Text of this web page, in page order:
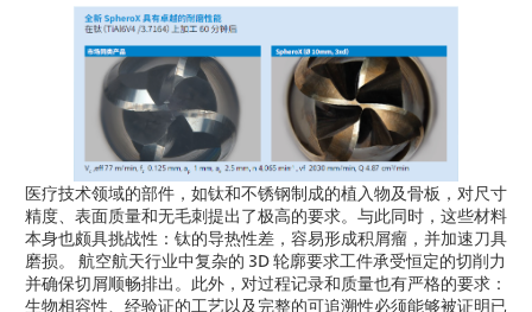
医疗技术领域的部件，如钛和不锈钢制成的植入物及骨板，对尺寸
精度、表面质量和无毛刺提出了极高的要求。与此同时，这些材料
本身也颇具挑战性：钛的导热性差，容易形成积屑瘤，并加速刀具
磨损。 航空航天行业中复杂的 3D 轮廓要求工件承受恒定的切削力
并确保切屑顺畅排出。此外，对过程记录和质量也有严格的要求：
生物相容性、经验证的工艺以及完整的可追溯性必须能够被证明已